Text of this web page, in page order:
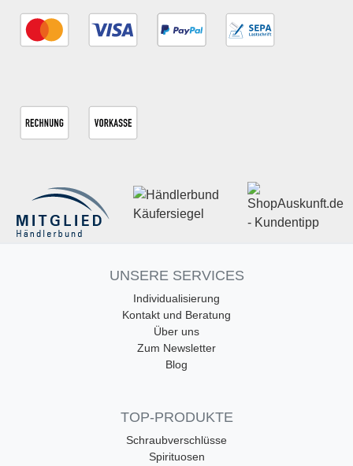
UNSERE SERVICES
Individualisierung
Kontakt und Beratung
Über uns
Zum Newsletter
Blog
TOP-PRODUKTE
Schraubverschlüsse
Spirituosen